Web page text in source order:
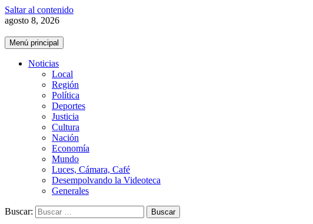
Saltar al contenido
agosto 8, 2026
Menú principal
Noticias
Local
Región
Política
Deportes
Justicia
Cultura
Nación
Economía
Mundo
Luces, Cámara, Café
Desempolvando la Videoteca
Generales
Buscar: